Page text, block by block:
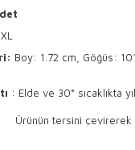
Boy: 1.72 cm, Göğüs:
: Elde ve 30° sıcaklıkta
çevirerek